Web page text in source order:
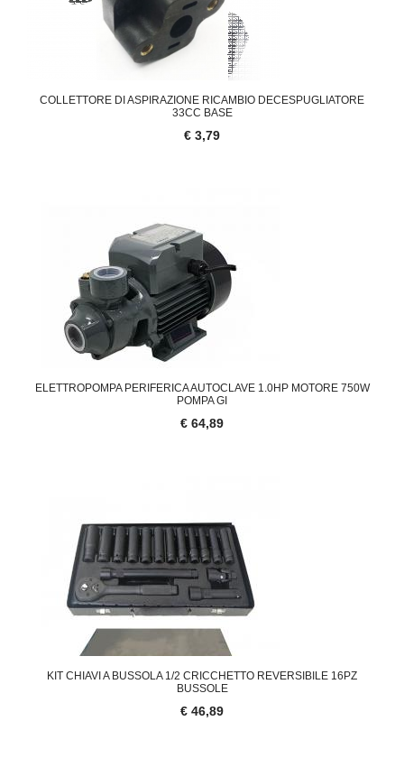
COLLETTORE DI ASPIRAZIONE RICAMBIO DECESPUGLIATORE
33CC BASE
€ 3,79
ELETTROPOMPA PERIFERICA AUTOCLAVE 1.0HP MOTORE 750W
POMPA GI
€ 64,89
KIT CHIAVI A BUSSOLA 1/2 CRICCHETTO REVERSIBILE 16PZ
BUSSOLE
€ 46,89